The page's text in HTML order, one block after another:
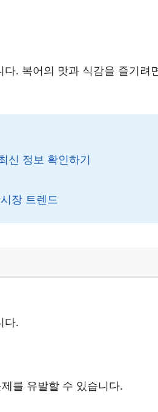
. 복어의 맛과 식감을 즐기려
신 정보 확인하기
장 트렌드
다.
를 유발할 수 있습니다.